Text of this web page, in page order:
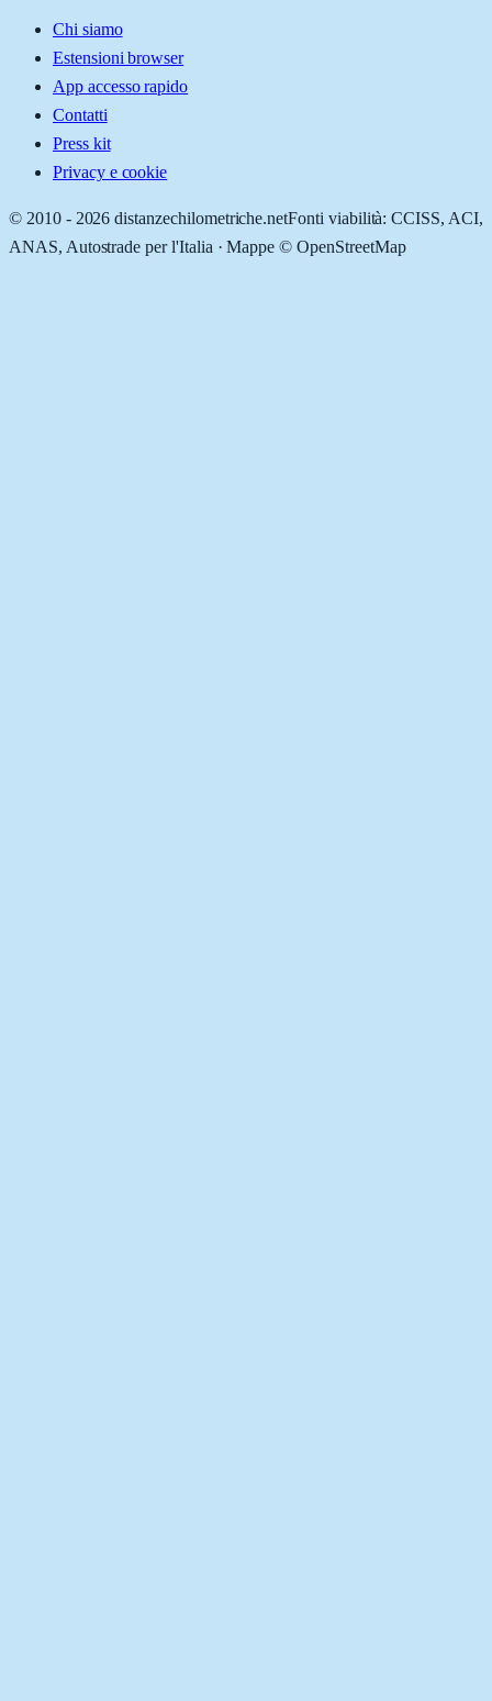
Chi siamo
Estensioni browser
App accesso rapido
Contatti
Press kit
Privacy e cookie
© 2010 - 2026 distanzechilometriche.netFonti viabilità: CCISS, ACI,
ANAS, Autostrade per l'Italia · Mappe © OpenStreetMap